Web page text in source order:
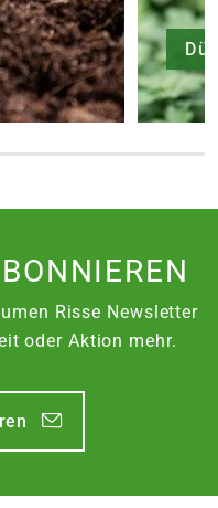
Risse Newsletter
oder Aktion mehr.